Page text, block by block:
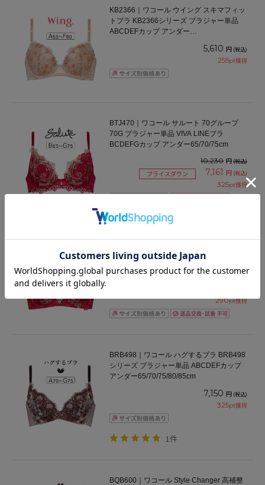
KB2366｜ワコール ウイング スキマフィッ
トブラ KB2366シリーズ ブラジャー単品
ABCDEFカップ アンダー
5,610 円 (税込)
255pt獲得
BTJ470｜ワコール サルート 70グループ
70G ブラジャー単品 VIVA LINEブラ
BCDEFGカップ アンダー65/70/75cm
10,230 円(税込)
プライスダウン 7,161 円 (税込)
325pt獲得
BTJ770｜ワコール サルート 70グループ
ップ アンダー65/70/75/80/85cm
9,130 円
290pt獲得
BRB498｜ワコール ハグするブラ BRB498
シリーズ ブラジャー単品 ABCDEFカップ
アンダー65/70/75/80/85cm
7,150 円 (税込)
325pt獲得
1件
BQB600｜ワコール Style Changer 高補整